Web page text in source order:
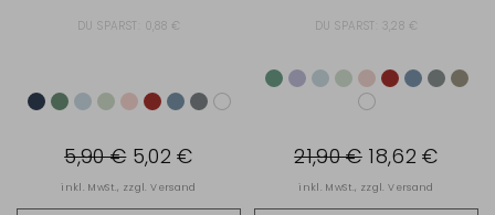
DU SPARST: 0,88 €
5,90 € 5,02 €
inkl. MwSt., zzgl.Versand
DU SPARST: 3,28 €
21,90 € 18,62 €
inkl. MwSt., zzgl.Versand